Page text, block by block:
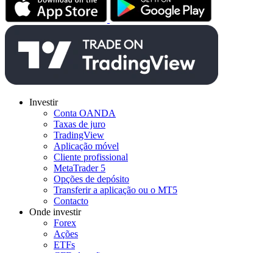
Investir
Conta OANDA
Taxas de juro
TradingView
Aplicação móvel
Cliente profissional
MetaTrader 5
Opções de depósito
Transferir a aplicação ou o MT5
Contacto
Onde investir
Forex
Ações
ETFs